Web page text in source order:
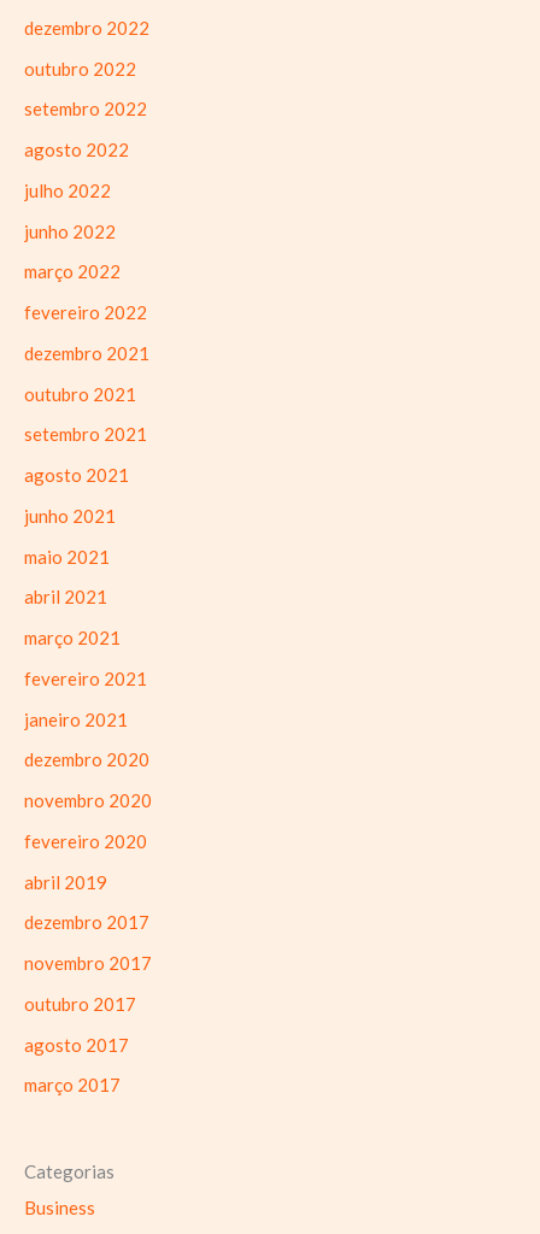
dezembro 2022
outubro 2022
setembro 2022
agosto 2022
julho 2022
junho 2022
março 2022
fevereiro 2022
dezembro 2021
outubro 2021
setembro 2021
agosto 2021
junho 2021
maio 2021
abril 2021
março 2021
fevereiro 2021
janeiro 2021
dezembro 2020
novembro 2020
fevereiro 2020
abril 2019
dezembro 2017
novembro 2017
outubro 2017
agosto 2017
março 2017
Categorias
Business